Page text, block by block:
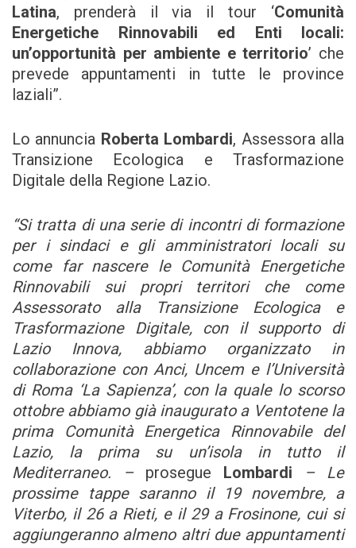
Latina, prenderà il via il tour ‘Comunità
Energetiche Rinnovabili ed Enti locali:
un’opportunità per ambiente e territorio’ che
prevede appuntamenti in tutte le province
laziali”.
Lo annuncia Roberta Lombardi, Assessora alla
Transizione Ecologica e Trasformazione
Digitale della Regione Lazio.
“Si tratta di una serie di incontri di formazione
per i sindaci e gli amministratori locali su
come far nascere le Comunità Energetiche
Rinnovabili sui propri territori che come
Assessorato alla Transizione Ecologica e
Trasformazione Digitale, con il supporto di
Lazio Innova, abbiamo organizzato in
collaborazione con Anci, Uncem e l’Università
di Roma ‘La Sapienza’, con la quale lo scorso
ottobre abbiamo già inaugurato a Ventotene la
prima Comunità Energetica Rinnovabile del
Lazio, la prima su un’isola in tutto il
Mediterraneo. – prosegue Lombardi
– Le
prossime tappe saranno il 19 novembre, a
Viterbo, il 26 a Rieti, e il 29 a Frosinone, cui si
aggiungeranno almeno altri due appuntamenti